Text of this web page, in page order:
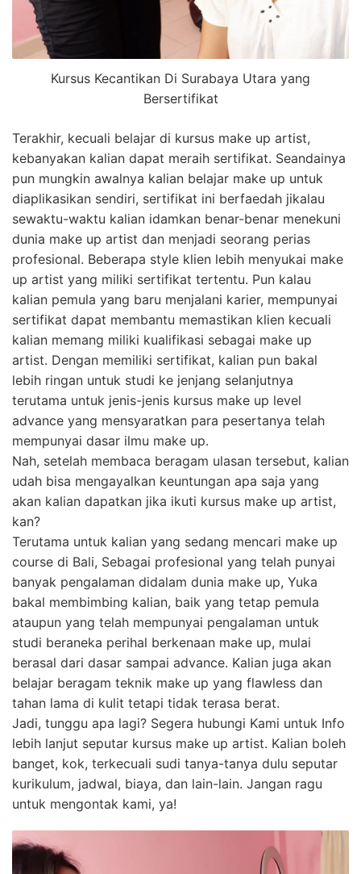
Kursus Kecantikan Di Surabaya Utara yang
Bersertifikat
Terakhir, kecuali belajar di kursus make up artist,
kebanyakan kalian dapat meraih sertifikat. Seandainya
pun mungkin awalnya kalian belajar make up untuk
diaplikasikan sendiri, sertifikat ini berfaedah jikalau
sewaktu-waktu kalian idamkan benar-benar menekuni
dunia make up artist dan menjadi seorang perias
profesional. Beberapa style klien lebih menyukai make
up artist yang miliki sertifikat tertentu. Pun kalau
kalian pemula yang baru menjalani karier, mempunyai
sertifikat dapat membantu memastikan klien kecuali
kalian memang miliki kualifikasi sebagai make up
artist. Dengan memiliki sertifikat, kalian pun bakal
lebih ringan untuk studi ke jenjang selanjutnya
terutama untuk jenis-jenis kursus make up level
advance yang mensyaratkan para pesertanya telah
mempunyai dasar ilmu make up.
Nah, setelah membaca beragam ulasan tersebut, kalian
udah bisa mengayalkan keuntungan apa saja yang
akan kalian dapatkan jika ikuti kursus make up artist,
kan?
Terutama untuk kalian yang sedang mencari make up
course di Bali, Sebagai profesional yang telah punyai
banyak pengalaman didalam dunia make up, Yuka
bakal membimbing kalian, baik yang tetap pemula
ataupun yang telah mempunyai pengalaman untuk
studi beraneka perihal berkenaan make up, mulai
berasal dari dasar sampai advance. Kalian juga akan
belajar beragam teknik make up yang flawless dan
tahan lama di kulit tetapi tidak terasa berat.
Jadi, tunggu apa lagi? Segera hubungi Kami untuk Info
lebih lanjut seputar kursus make up artist. Kalian boleh
banget, kok, terkecuali sudi tanya-tanya dulu seputar
kurikulum, jadwal, biaya, dan lain-lain. Jangan ragu
untuk mengontak kami, ya!